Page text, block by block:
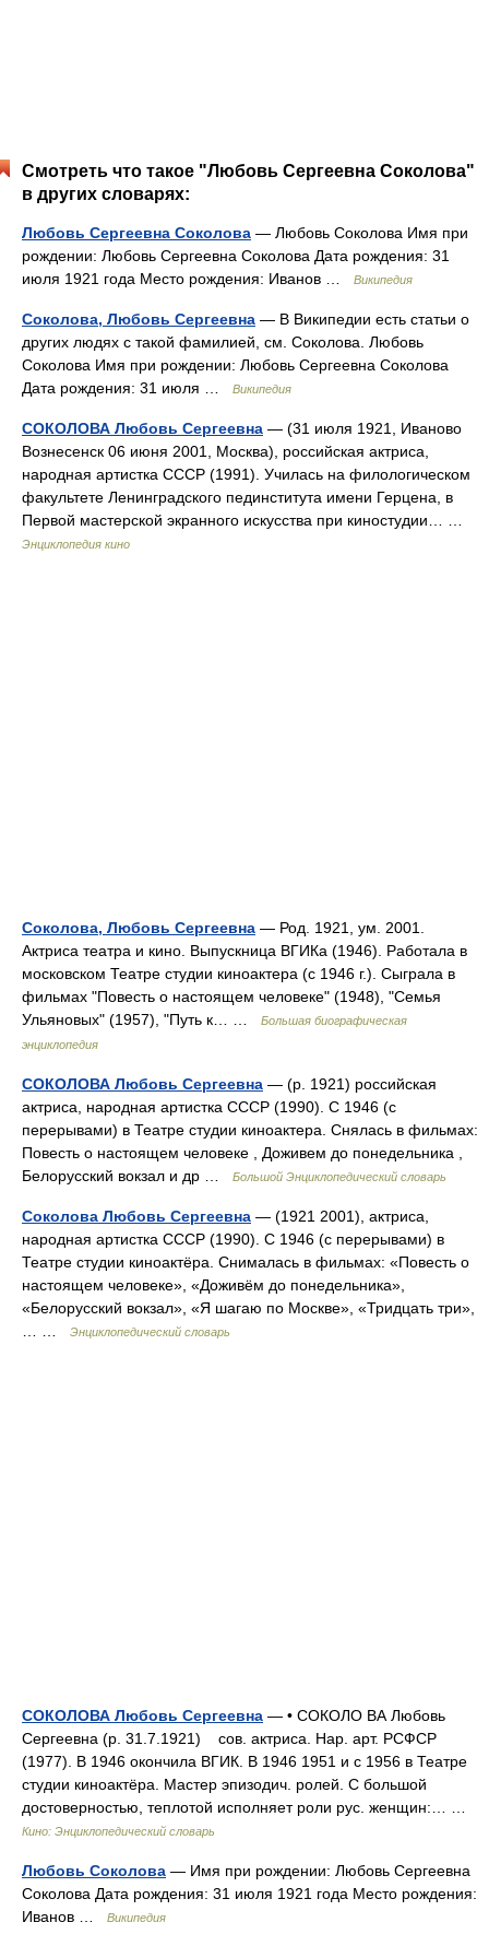
Смотреть что такое "Любовь Сергеевна Соколова"
в других словарях:
Любовь Сергеевна Соколова — Любовь Соколова Имя при
рождении: Любовь Сергеевна Соколова Дата рождения: 31
июля 1921 года Место рождения: Иванов …
Википедия
Соколова, Любовь Сергеевна — В Википедии есть статьи о
других людях с такой фамилией, см. Соколова. Любовь
Соколова Имя при рождении: Любовь Сергеевна Соколова
Дата рождения: 31 июля …
Википедия
СОКОЛОВА Любовь Сергеевна — (31 июля 1921, Иваново
Вознесенск 06 июня 2001, Москва), российская актриса,
народная артистка СССР (1991). Училась на филологическом
факультете Ленинградского пединститута имени Герцена, в
Первой мастерской экранного искусства при киностудии… …
Энциклопедия кино
Соколова, Любовь Сергеевна — Род. 1921, ум. 2001.
Актриса театра и кино. Выпускница ВГИКа (1946). Работала в
московском Театре студии киноактера (с 1946 г.). Сыграла в
фильмах "Повесть о настоящем человеке" (1948), "Семья
Ульяновых" (1957), "Путь к… …
Большая биографическая
энциклопедия
СОКОЛОВА Любовь Сергеевна — (р. 1921) российская
актриса, народная артистка СССР (1990). С 1946 (с
перерывами) в Театре студии киноактера. Снялась в фильмах:
Повесть о настоящем человеке , Доживем до понедельника ,
Белорусский вокзал и др …
Большой Энциклопедический словарь
Соколова Любовь Сергеевна — (1921 2001), актриса,
народная артистка СССР (1990). С 1946 (с перерывами) в
Театре студии киноактёра. Снималась в фильмах: «Повесть о
настоящем человеке», «Доживём до понедельника»,
«Белорусский вокзал», «Я шагаю по Москве», «Тридцать три»,
Энциклопедический словарь
СОКОЛОВА Любовь Сергеевна — • СОКОЛО ВА Любовь
Сергеевна (р. 31.7.1921) сов. актриса. Нар. арт. РСФСР
(1977). В 1946 окончила ВГИК. В 1946 1951 и с 1956 в Театре
студии киноактёра. Мастер эпизодич. ролей. С большой
достоверностью, теплотой исполняет роли рус. женщин:… …
Кино: Энциклопедический словарь
Любовь Соколова — Имя при рождении: Любовь Сергеевна
Соколова Дата рождения: 31 июля 1921 года Место рождения:
Иванов …
Википедия